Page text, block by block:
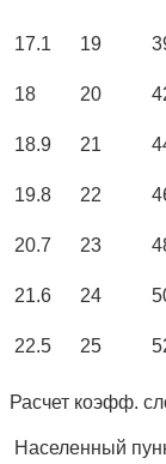
17.1 19
18 20
18.9 21
19.8 22
20.7 23
21.6 24
22.5 25
Расчет коэфф.
Населенный